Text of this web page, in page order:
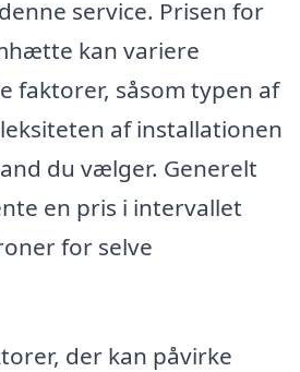
service. Prisen for
kan variere
faktorer, såsom typen af
af installationen
du vælger. Generelt
en pris i intervallet
for selve
der kan påvirke